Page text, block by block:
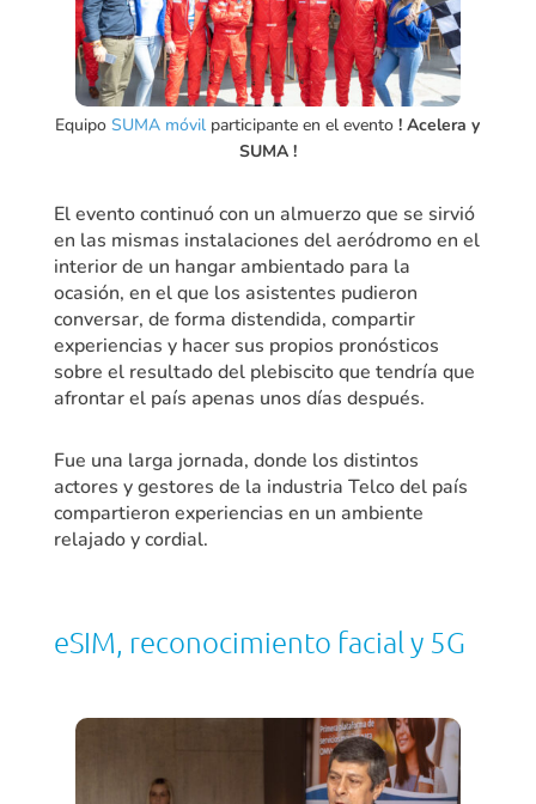
EquipoSUMA móvil participante en el evento! Acelera y
SUMA !
El evento continuó con un almuerzo que se sirvió
en las mismas instalaciones del aeródromo en el
interior de un hangar ambientado para la
ocasión, en el que los asistentes pudieron
conversar, de forma distendida, compartir
experiencias y hacer sus propios pronósticos
sobre el resultado del plebiscito que tendría que
afrontar el país apenas unos días después.
Fue una larga jornada, donde los distintos
actores y gestores de la industria Telco del país
compartieron experiencias en un ambiente
relajado y cordial.
eSIM, reconocimiento facial y 5G